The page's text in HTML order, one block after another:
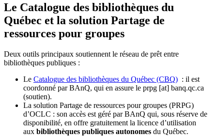
Le Catalogue des bibliothèques du
Québec et la solution Partage de
ressources pour groupes
Deux outils principaux soutiennent le réseau de prêt entre
bibliothèques publiques :
Le Catalogue des bibliothèques du Québec (CBQ) : il est
coordonné par BAnQ, qui en assure le prpg [at] banq.qc.ca
(soutien).
La solution Partage de ressources pour groupes (PRPG)
d’OCLC : son accès est géré par BAnQ qui, sous réserve de
disponibilité, en offre gratuitement la licence d’utilisation
aux bibliothèques publiques autonomes du Québec.